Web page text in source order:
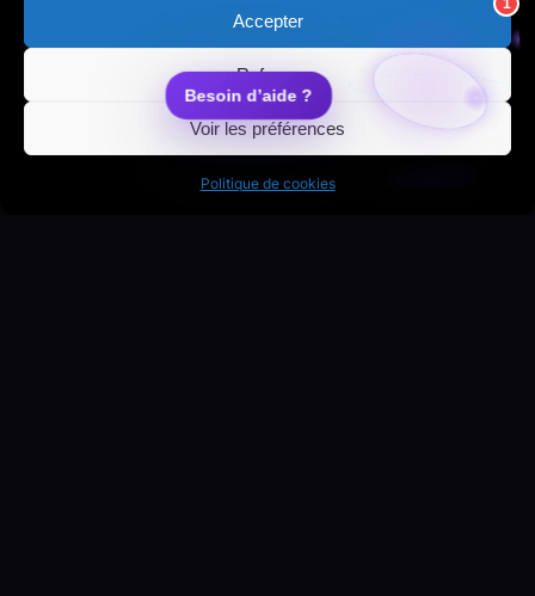
Accepter
Refuser
Voir les préférences
Politique de cookies